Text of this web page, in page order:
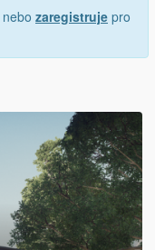
nebo zaregistruje pro